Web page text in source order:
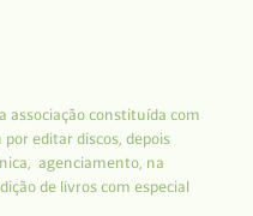
associação constituída com
editar discos, depois
agenciamento, na
de livros com especial